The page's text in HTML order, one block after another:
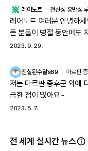
한국희귀·난치성질환연합회, ‘
최(12/20)
저희는 겨울 날씨처럼 포근
이 소식이 유용했다면 주변
주변에도 알려 주기
레어노트 전신성 홍반성
레어노트 여러분 안녕하세요! 오늘은 민족 대명절 추석이예
든 분들이 명절 동안에도
께 따뜻하고 행복한 시간
2023. 9. 29.
진실된수달s69 마르판
저는 마르판 증후군 외에
금한 점이 많아요~
2023. 5. 7.
전 세계 실시간 뉴스